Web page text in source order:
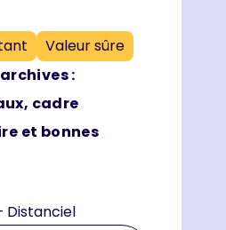
Valeur sûre
:
cadre
et bonnes
Distanciel